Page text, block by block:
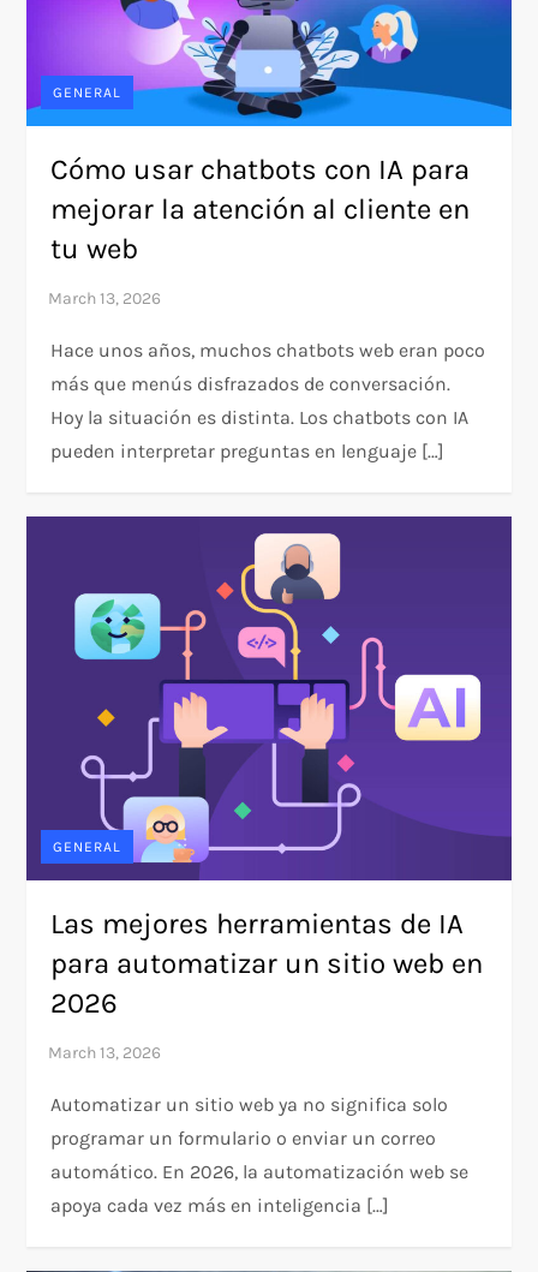
GENERAL
Cómo usar chatbots con IA para
mejorar la atención al cliente en
tu web
Hace unos años, muchos chatbots web eran poco
más que menús disfrazados de conversación.
Hoy la situación es distinta. Los chatbots con IA
pueden interpretar preguntas en lenguaje […]
GENERAL
Las mejores herramientas de IA
para automatizar un sitio web en
2026
Automatizar un sitio web ya no significa solo
programar un formulario o enviar un correo
automático. En 2026, la automatización web se
apoya cada vez más en inteligencia […]